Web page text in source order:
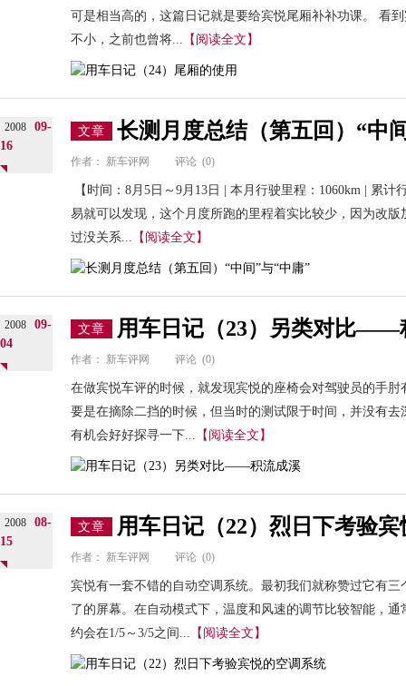
可是相当高的，这篇日记就是要给宾悦尾厢补补功课。 看
不小，之前也曾将... 【阅读全文】
2008
09-
16
文章 长测月度总结（第五回）“中
作者： 新车评网 评论 (0)
【时间：8月5日～9月13日 | 本月行驶里程：1060km | 累
易就可以发现，这个月度所跑的里程着实比较少，因为改
过没关系... 【阅读全文】
2008
09-
04
文章 用车日记（23）另类对比——
作者： 新车评网 评论 (0)
在做宾悦车评的时候，就发现宾悦的座椅会对驾驶员的手
要是在摘除二挡的时候，但当时的测试限于时间，并没有
有机会好好探寻一下... 【阅读全文】
2008
08-
15
文章 用车日记（22）烈日下考验
作者： 新车评网 评论 (0)
宾悦有一套不错的自动空调系统。最初我们就称赞过它有
了的屏幕。在自动模式下，温度和风速的调节比较智能，
约会在1/5～3/5之间... 【阅读全文】